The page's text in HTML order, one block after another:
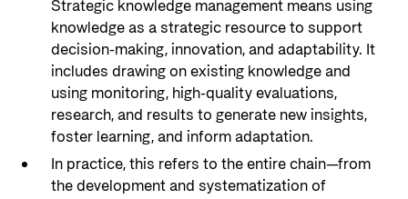
Personvern
Strategic knowledge management means using
knowledge as a strategic resource to support
decision-making, innovation, and adaptability. It
includes drawing on existing knowledge and
using monitoring, high-quality evaluations,
research, and results to generate new insights,
foster learning, and inform adaptation.
In practice, this refers to the entire chain—from
the development and systematization of